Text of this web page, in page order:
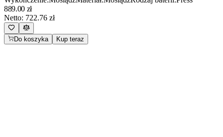
889.00 zł
Netto: 722.76 zł
Do koszyka Kup teraz